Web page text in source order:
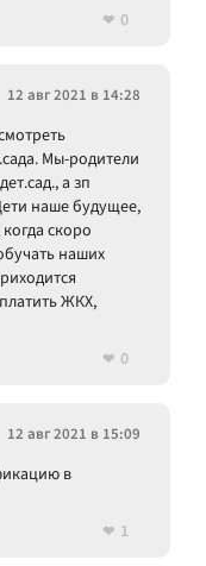
0
12 авг 2021 в 14:28
Мы-родители
а зп
наше будущее,
скоро
наших
ЖКХ,
0
12 авг 2021 в 15:09
в
1